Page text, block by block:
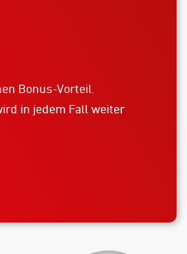
Bonus-Vorteil.
in jedem Fall weiter